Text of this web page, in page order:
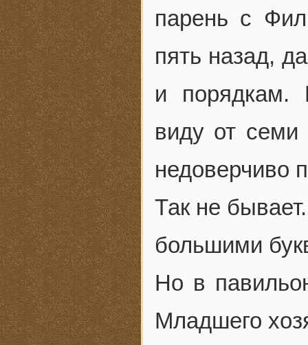
парень с
пять назад,
и порядкам.
виду от
недоверчиво
Так не
большими
Но в
Младшего